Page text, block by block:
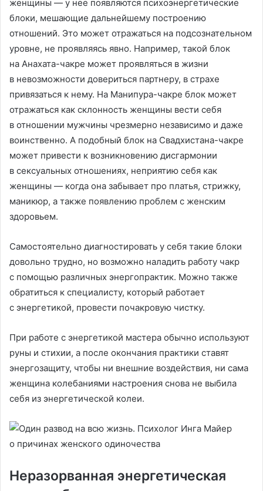
женщины — у нее появляются психоэнергетические
блоки, мешающие дальнейшему построению
отношений. Это может отражаться на подсознательном
уровне, не проявляясь явно. Например, такой блок
на Анахата-чакре может проявляться в жизни
в невозможности довериться партнеру, в страхе
привязаться к нему. На Манипура-чакре блок может
отражаться как склонность женщины вести себя
в отношении мужчины чрезмерно независимо и даже
воинственно. А подобный блок на Свадхистана-чакре
может привести к возникновению дисгармонии
в сексуальных отношениях, неприятию себя как
женщины — когда она забывает про платья, стрижку,
маникюр, а также появлению проблем с женским
здоровьем.
Самостоятельно диагностировать у себя такие блоки
довольно трудно, но возможно наладить работу чакр
с помощью различных энергопрактик. Можно также
обратиться к специалисту, который работает
с энергетикой, провести почакровую чистку.
При работе с энергетикой мастера обычно используют
руны и стихии, а после окончания практики ставят
энергозащиту, чтобы ни внешние воздействия, ни сама
женщина колебаниями настроения снова не выбила
себя из энергетической колеи.
Неразорванная энергетическая